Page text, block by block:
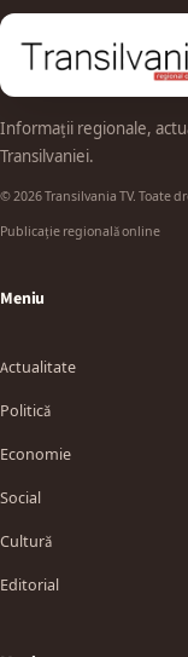
Informații regionale,
Transilvaniei.
© 2026 Transilvania TV. Toate
Publicație regională online
Meniu
Actualitate
Politică
Economie
Social
Cultură
Editorial